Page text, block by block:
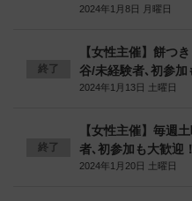
2024年1月8日 月曜日
終了
【女性主催】餅つ
谷/未経験者､初参加
2024年1月13日 土曜日
終了
【女性主催】毎週
者､初参加も大歓迎！
2024年1月20日 土曜日